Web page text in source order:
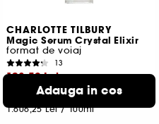
CHARLOTTE TILBURY
Magic Serum Crystal Elixir
format de voiaj
13
128,50 Lei
Cel mai mic pret:184,00 Lei -30.2%
1.606,25 Lei /100ml
Adauga in cos